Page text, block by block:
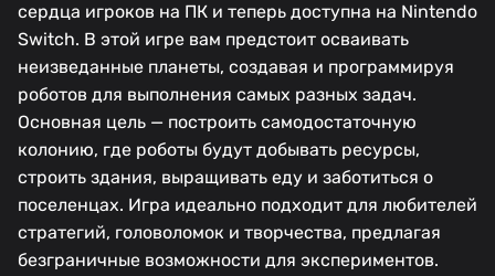
сердца игроков на ПК и теперь доступна на Nintendo
Switch. В этой игре вам предстоит осваивать
неизведанные планеты, создавая и программируя
роботов для выполнения самых разных задач.
Основная цель — построить самодостаточную
колонию, где роботы будут добывать ресурсы,
строить здания, выращивать еду и заботиться о
поселенцах. Игра идеально подходит для любителей
стратегий, головоломок и творчества, предлагая
безграничные возможности для экспериментов.